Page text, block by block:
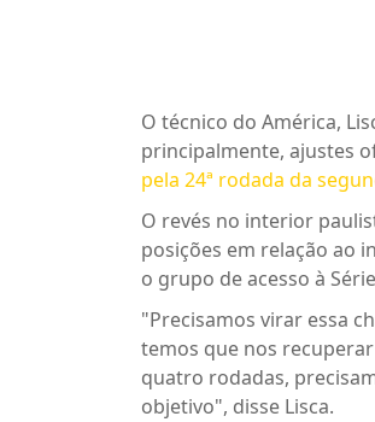
O técnico do América,
principalmente, ajustes
pela 24ª rodada da
O revés no interior
posições em relação ao
o grupo de acesso à
"Precisamos virar essa
temos que nos
quatro rodadas,
objetivo", disse Lisca.